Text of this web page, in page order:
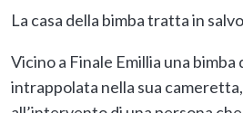
La casa della bimba tratta in
Vicino a Finale Emillia una bimba
intrappolata nella sua